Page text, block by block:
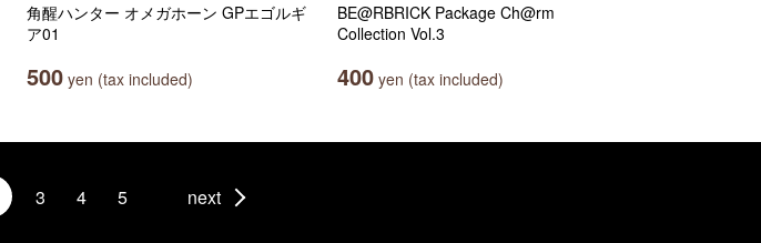
角醒ハンター オメガホーン GPエゴルギ
ア01
500 yen (tax included)
BE@RBRICK Package Ch@rm
Collection Vol.3
400 yen (tax included)
3 4 5 next